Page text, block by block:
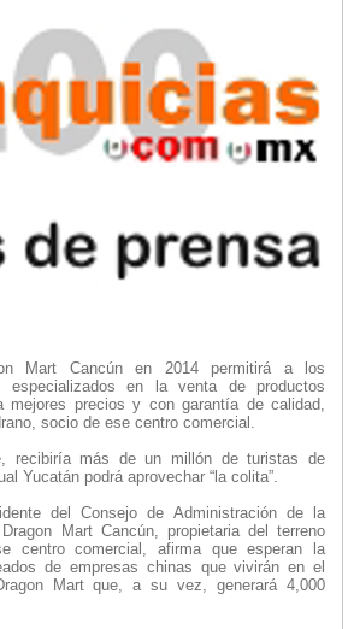
Mart Cancún en 2014 permitirá a los
especializados en la venta de productos
mejores precios y con garantía de calidad,
socio de ese centro comercial.
recibiría más de un millón de turistas de
Yucatán podrá aprovechar “la colita”.
del Consejo de Administración de la
Mart Cancún, propietaria del terreno
centro comercial, afirma que esperan la
de empresas chinas que vivirán en el
Mart que, a su vez, generará 4,000